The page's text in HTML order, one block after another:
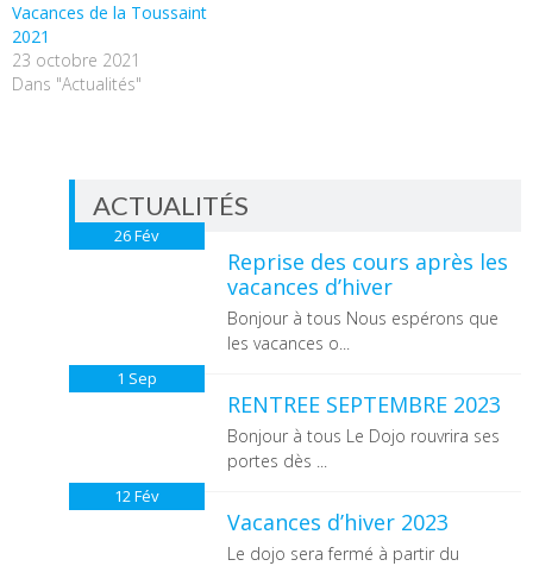
Vacances de la Toussaint
2021
23 octobre 2021
Dans "Actualités"
ACTUALITÉS
26Fév
Reprise des cours après les
vacances d’hiver
Bonjour à tous Nous espérons que
les vacances o...
1 Sep
RENTREE SEPTEMBRE 2023
Bonjour à tous Le Dojo rouvrira ses
portes dès ...
12Fév
Vacances d’hiver 2023
Le dojo sera fermé à partir du